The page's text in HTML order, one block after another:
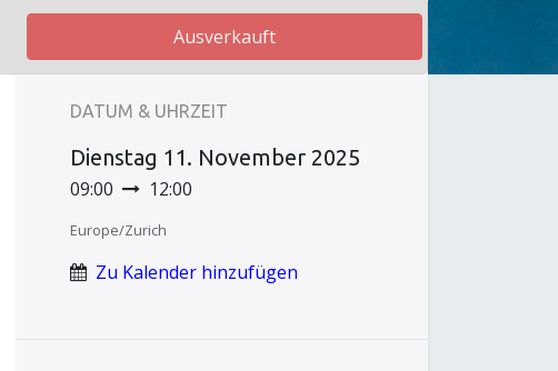
Ausverkauft
DATUM & UHRZEIT
Dienstag 11. November 2025
09:00 12:00
Europe/Zurich
Zu Kalender hinzufügen